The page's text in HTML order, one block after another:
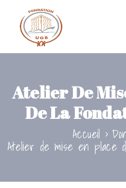
Atelier De
De La
Accueil
Atelier de mise en place